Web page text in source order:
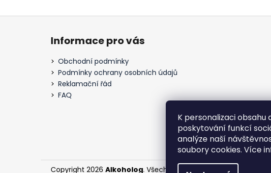
K personalizaci obsahu
poskytování funkcí
analýze naší
soubory cookies. Více
Z
Informace pro vás
Obchodní podmínky
Podmínky ochrany osobních údajů
Reklamační řád
FAQ
Copyright 2026 Alkoholog. Všechna práva vyhrazena.